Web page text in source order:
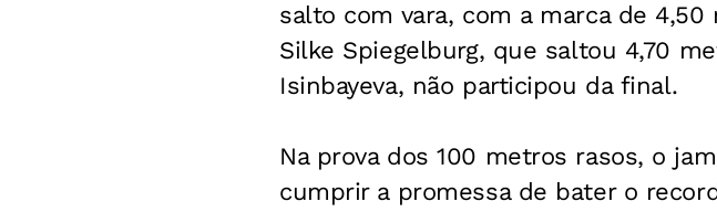
salto com vara, com a marca de
Silke Spiegelburg, que saltou 4,70
Isinbayeva, não participou da final.
Na prova dos 100 metros rasos, o
cumprir a promessa de bater o